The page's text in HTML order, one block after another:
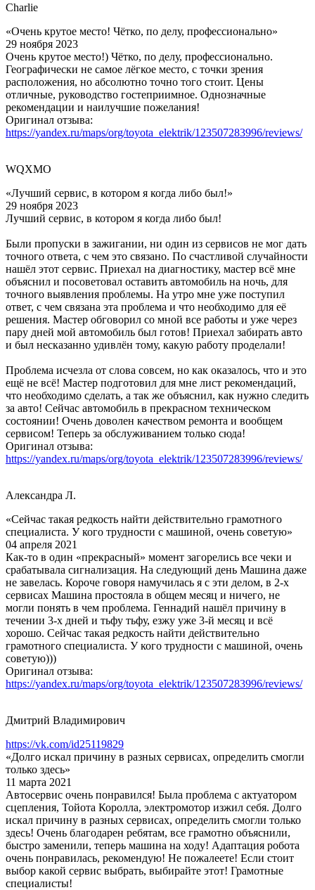
Charlie
«Очень крутое место! Чётко, по делу, профессионально»
29 ноября 2023
Очень крутое место!) Чётко, по делу, профессионально.
Географически не самое лёгкое место, с точки зрения
расположения, но абсолютно точно того стоит. Цены
отличные, руководство гостеприимное. Однозначные
рекомендации и наилучшие пожелания!
Оригинал отзыва:
https://yandex.ru/maps/org/toyota_elektrik/123507283996/reviews/
WQXMO
«Лучший сервис, в котором я когда либо был!»
29 ноября 2023
Лучший сервис, в котором я когда либо был!
Были пропуски в зажигании, ни один из сервисов не мог дать
точного ответа, с чем это связано. По счастливой случайности
нашёл этот сервис. Приехал на диагностику, мастер всё мне
объяснил и посоветовал оставить автомобиль на ночь, для
точного выявления проблемы. На утро мне уже поступил
ответ, с чем связана эта проблема и что необходимо для её
решения. Мастер обговорил со мной все работы и уже через
пару дней мой автомобиль был готов! Приехал забирать авто
и был несказанно удивлён тому, какую работу проделали!
Проблема исчезла от слова совсем, но как оказалось, что и это
ещё не всё! Мастер подготовил для мне лист рекомендаций,
что необходимо сделать, а так же объяснил, как нужно следить
за авто! Сейчас автомобиль в прекрасном техническом
состоянии! Очень доволен качеством ремонта и вообщем
сервисом! Теперь за обслуживанием только сюда!
Оригинал отзыва:
https://yandex.ru/maps/org/toyota_elektrik/123507283996/reviews/
Александра Л.
«Сейчас такая редкость найти действительно грамотного
специалиста. У кого трудности с машиной, очень советую»
04 апреля 2021
Как-то в один «прекрасный» момент загорелись все чеки и
срабатывала сигнализация. На следующий день Машина даже
не завелась. Короче говоря намучилась я с эти делом, в 2-х
сервисах Машина простояла в общем месяц и ничего, не
могли понять в чем проблема. Геннадий нашёл причину в
течении 3-х дней и тьфу тьфу, езжу уже 3-й месяц и всё
хорошо. Сейчас такая редкость найти действительно
грамотного специалиста. У кого трудности с машиной, очень
советую)))
Оригинал отзыва:
https://yandex.ru/maps/org/toyota_elektrik/123507283996/reviews/
Дмитрий Владимирович
https://vk.com/id25119829
«Долго искал причину в разных сервисах, определить смогли
только здесь»
11 марта 2021
Автосервис очень понравился! Была проблема с актуатором
сцепления, Тойота Королла, электромотор изжил себя. Долго
искал причину в разных сервисах, определить смогли только
здесь! Очень благодарен ребятам, все грамотно объяснили,
быстро заменили, теперь машина на ходу! Адаптация робота
очень понравилась, рекомендую! Не пожалеете! Если стоит
выбор какой сервис выбрать, выбирайте этот! Грамотные
специалисты!